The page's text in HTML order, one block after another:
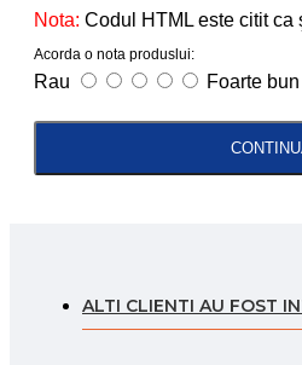
Nota: Codul HTML este citit ca
Acorda o nota produslui:
Rau Foarte bun
ALTI CLIENTI AU FOST